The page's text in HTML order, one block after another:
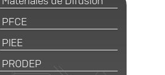
PFCE
PIEE
PRODEP